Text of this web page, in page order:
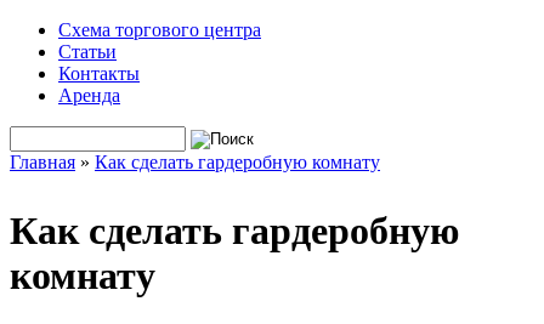
Схема торгового центра
Статьи
Контакты
Аренда
Форма поиска
Главная » Как сделать гардеробную комнату
Как сделать гардеробную
комнату